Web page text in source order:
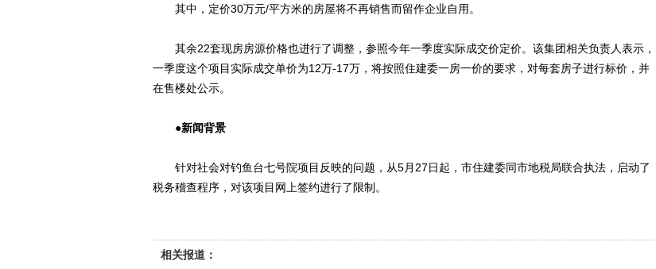
其中，定价30万元/平方米的房屋将不再销售而留作企业自用。
其余22套现房房源价格也进行了调整，参照今年一季度实际成交价定价。该集团相关负责人表示，
一季度这个项目实际成交单价为12万-17万，将按照住建委一房一价的要求，对每套房子进行标价，并
在售楼处公示。
●新闻背景
针对社会对钓鱼台七号院项目反映的问题，从5月27日起，市住建委同市地税局联合执法，启动了
税务稽查程序，对该项目网上签约进行了限制。
相关报道：